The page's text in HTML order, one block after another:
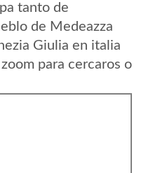
tanto de
de Medeazza
Giulia en italia
para cercaros o